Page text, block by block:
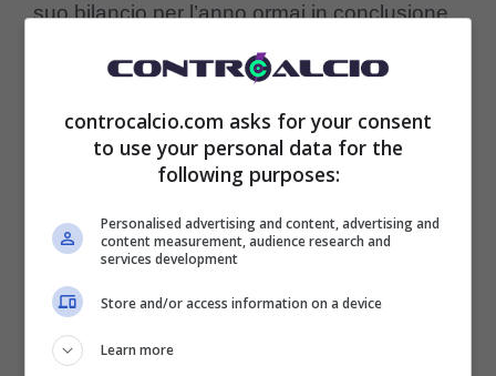
suo bilancio per l’anno ormai in conclusione.
lato B di Alisha Lehmannha ipnotizzato
foto che ricorderanno maggiormente i fan.
controcalcio.com asks for your consent
to use your personal data for the
following purposes:
Personalised advertising and content, advertising and
content measurement, audience research and
services development
Store and/or access information on a device
Learn more